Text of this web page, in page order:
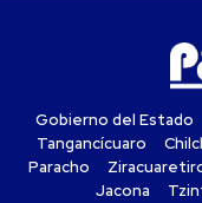
Gobierno del Estado
Tangancícuaro
Paracho
Jacona